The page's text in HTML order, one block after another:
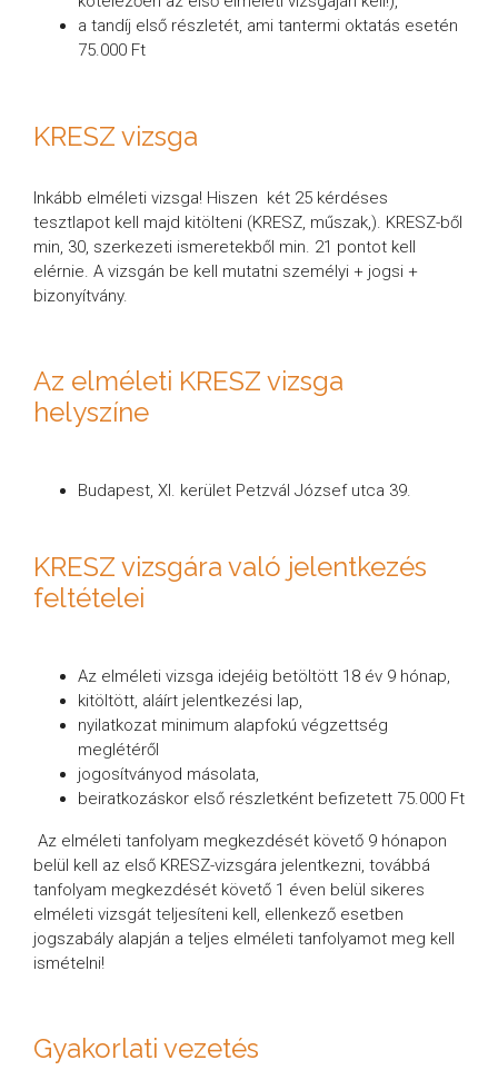
a tandíj első részletét, ami tantermi oktatás esetén
75.000 Ft
KRESZ vizsga
Inkább elméleti vizsga! Hiszen két 25 kérdéses
tesztlapot kell majd kitölteni (KRESZ, műszak,). KRESZ-ből
min, 30, szerkezeti ismeretekből min. 21 pontot kell
elérnie. A vizsgán be kell mutatni személyi + jogsi +
bizonyítvány.
Az elméleti KRESZ vizsga
helyszíne
Budapest, XI. kerület Petzvál József utca 39.
KRESZ vizsgára való jelentkezés
feltételei
Az elméleti vizsga idejéig betöltött 18 év 9 hónap,
kitöltött, aláírt jelentkezési lap,
nyilatkozat minimum alapfokú végzettség
meglétéről
jogosítványod másolata,
beiratkozáskor első részletként befizetett 75.000 Ft
Az elméleti tanfolyam megkezdését követő 9 hónapon
belül kell az első KRESZ-vizsgára jelentkezni, továbbá
tanfolyam megkezdését követő 1 éven belül sikeres
elméleti vizsgát teljesíteni kell, ellenkező esetben
jogszabály alapján a teljes elméleti tanfolyamot meg kell
ismételni!
Gyakorlati vezetés